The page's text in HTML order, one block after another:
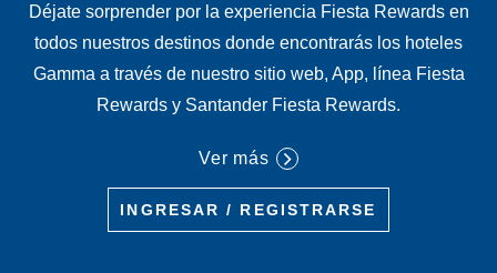
Déjate sorprender por la experiencia Fiesta Rewards en
todos nuestros destinos donde encontrarás los hoteles
Gamma a través de nuestro sitio web, App, línea Fiesta
Rewards y Santander Fiesta Rewards.
Ver más
INGRESAR / REGISTRARSE